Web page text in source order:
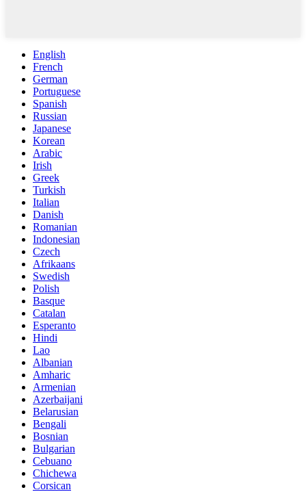
English
French
German
Portuguese
Spanish
Russian
Japanese
Korean
Arabic
Irish
Greek
Turkish
Italian
Danish
Romanian
Indonesian
Czech
Afrikaans
Swedish
Polish
Basque
Catalan
Esperanto
Hindi
Lao
Albanian
Amharic
Armenian
Azerbaijani
Belarusian
Bengali
Bosnian
Bulgarian
Cebuano
Chichewa
Corsican